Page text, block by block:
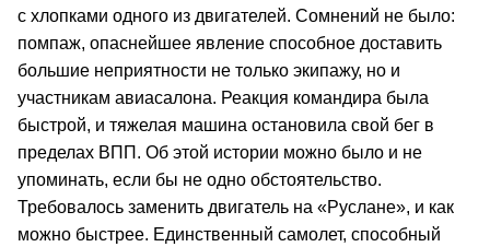
с хлопками одного из двигателей. Сомнений не было:
помпаж, опаснейшее явление способное доставить
большие неприятности не только экипажу, но и
участникам авиасалона. Реакция командира была
быстрой, и тяжелая машина остановила свой бег в
пределах ВПП. Об этой истории можно было и не
упоминать, если бы не одно обстоятельство.
Требовалось заменить двигатель на «Руслане», и как
можно быстрее. Единственный самолет, способный